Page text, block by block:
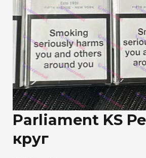
Parliament KS
круг